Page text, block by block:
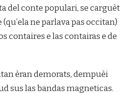
del conte populari, se carguèt
ne parlava pas occitan)
contaires e las contairas e de
èran demorats, dempuèi
sus las bandas magneticas.